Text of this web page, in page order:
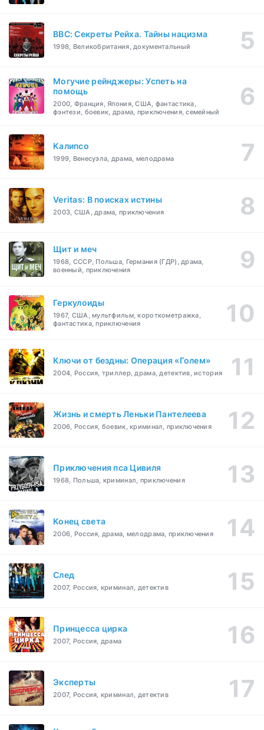
BBC: Секреты Рейха. Тайны нацизма
1998, Великобритания, документальный
Могучие рейнджеры: Успеть на
помощь
2000, Франция, Япония, США, фантастика,
фэнтези, боевик, драма, приключения, семейный
Калипсо
1999, Венесуэла, драма, мелодрама
Veritas: В поисках истины
2003, США, драма, приключения
Щит и меч
1968, СССР, Польша, Германия (ГДР), драма,
военный, приключения
Геркулоиды
1967, США, мультфильм, короткометражка,
фантастика, приключения
Ключи от бездны: Операция «Голем»
2004, Россия, триллер, драма, детектив, история
Жизнь и смерть Леньки Пантелеева
2006, Россия, боевик, криминал, приключения
Приключения пса Цивиля
1968, Польша, криминал, приключения
Конец света
2006, Россия, драма, мелодрама, приключения
След
2007, Россия, криминал, детектив
Принцесса цирка
2007, Россия, драма
Эксперты
2007, Россия, криминал, детектив